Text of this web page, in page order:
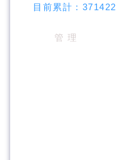
目前累計： 371422
管 理